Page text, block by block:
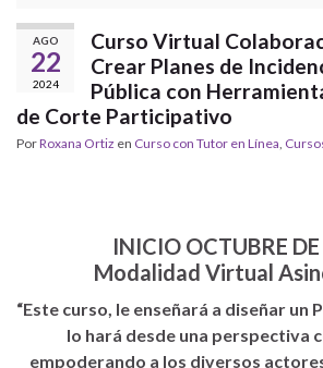
AGO
22
2024
Curso Virtual
Crear Planes de
Pública con
de Corte Participativo
PorRoxana Ortiz en Curso con Tutor en Línea,
INICIO OCTUBRE
Modalidad Virtual
“Este curso, le enseñará a diseñar un
lo hará desde una perspectiva
empoderando a los diversos